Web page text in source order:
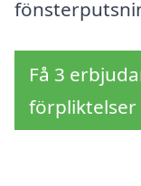
Få 3
förpliktelser